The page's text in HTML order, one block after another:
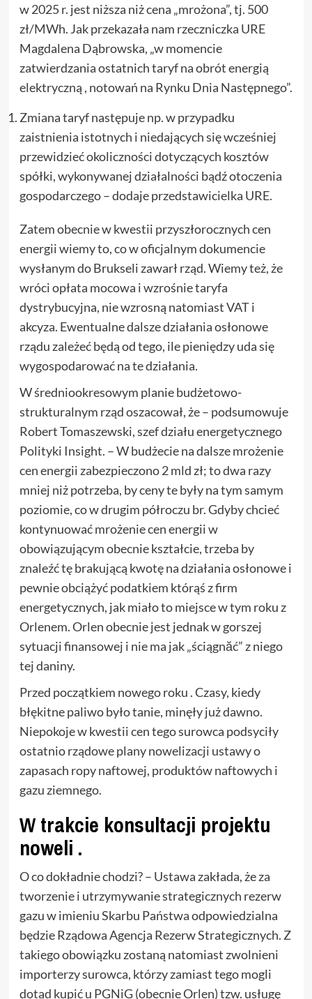
w 2025 r. jest niższa niż cena „mrożona”, tj. 500
zł/MWh. Jak przekazała nam rzeczniczka URE
Magdalena Dąbrowska, „w momencie
zatwierdzania ostatnich taryf na obrót energią
elektryczną , notowań na Rynku Dnia Następnego”.
Zmiana taryf następuje np. w przypadku
zaistnienia istotnych i niedających się wcześniej
przewidzieć okoliczności dotyczących kosztów
spółki, wykonywanej działalności bądź otoczenia
gospodarczego – dodaje przedstawicielka URE.
Zatem obecnie w kwestii przyszłorocznych cen
energii wiemy to, co w oficjalnym dokumencie
wysłanym do Brukseli zawarł rząd. Wiemy też, że
wróci opłata mocowa i wzrośnie taryfa
dystrybucyjna, nie wzrosną natomiast VAT i
akcyza. Ewentualne dalsze działania osłonowe
rządu zależeć będą od tego, ile pieniędzy uda się
wygospodarować na te działania.
W średniookresowym planie budżetowo-
strukturalnym rząd oszacował, że – podsumowuje
Robert Tomaszewski, szef działu energetycznego
Polityki Insight. – W budżecie na dalsze mrożenie
cen energii zabezpieczono 2 mld zł; to dwa razy
mniej niż potrzeba, by ceny te były na tym samym
poziomie, co w drugim półroczu br. Gdyby chcieć
kontynuować mrożenie cen energii w
obowiązującym obecnie kształcie, trzeba by
znaleźć tę brakującą kwotę na działania osłonowe i
pewnie obciążyć podatkiem którąś z firm
energetycznych, jak miało to miejsce w tym roku z
Orlenem. Orlen obecnie jest jednak w gorszej
sytuacji finansowej i nie ma jak „ściągnăć” z niego
tej daniny.
Przed początkiem nowego roku . Czasy, kiedy
błękitne paliwo było tanie, minęły już dawno.
Niepokoje w kwestii cen tego surowca podsyciły
ostatnio rządowe plany nowelizacji ustawy o
zapasach ropy naftowej, produktów naftowych i
gazu ziemnego.
W trakcie konsultacji projektu
noweli .
O co dokładnie chodzi? – Ustawa zakłada, że za
tworzenie i utrzymywanie strategicznych rezerw
gazu w imieniu Skarbu Państwa odpowiedzialna
będzie Rządowa Agencja Rezerw Strategicznych. Z
takiego obowiązku zostaną natomiast zwolnieni
importerzy surowca, którzy zamiast tego mogli
dotąd kupić u PGNiG (obecnie Orlen) tzw. usługę